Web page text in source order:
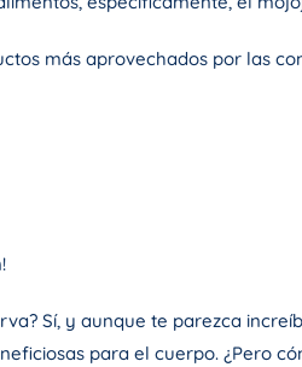
más aprovechados por las
Sí, y aunque te parezca
para el cuerpo. ¿Pero